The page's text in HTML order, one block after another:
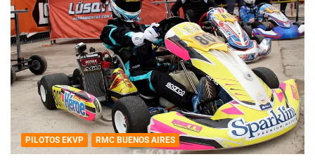
PILOTOS EKVP RMC BUENOS AIRES